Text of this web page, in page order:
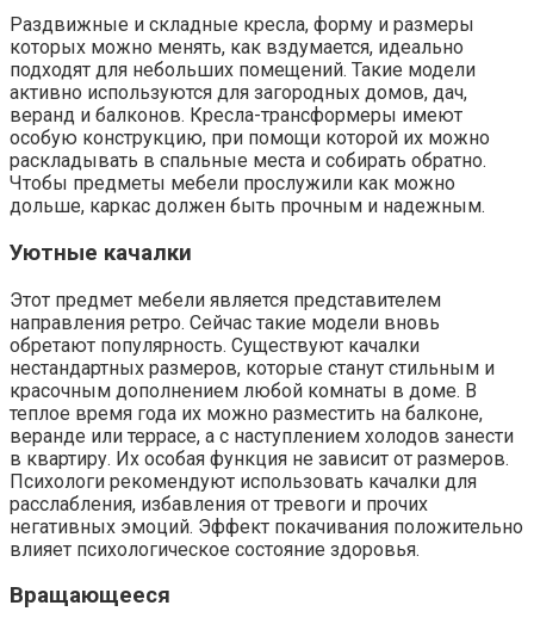
Раздвижные и складные кресла, форму и размеры
которых можно менять, как вздумается, идеально
подходят для небольших помещений. Такие модели
активно используются для загородных домов, дач,
веранд и балконов. Кресла-трансформеры имеют
особую конструкцию, при помощи которой их можно
раскладывать в спальные места и собирать обратно.
Чтобы предметы мебели прослужили как можно
дольше, каркас должен быть прочным и надежным.
Уютные качалки
Этот предмет мебели является представителем
направления ретро. Сейчас такие модели вновь
обретают популярность. Существуют качалки
нестандартных размеров, которые станут стильным и
красочным дополнением любой комнаты в доме. В
теплое время года их можно разместить на балконе,
веранде или террасе, а с наступлением холодов занести
в квартиру. Их особая функция не зависит от размеров.
Психологи рекомендуют использовать качалки для
расслабления, избавления от тревоги и прочих
негативных эмоций. Эффект покачивания положительно
влияет психологическое состояние здоровья.
Вращающееся